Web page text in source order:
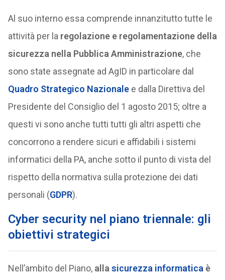
Al suo interno essa comprende innanzitutto tutte le
attività per la regolazione e regolamentazione della
sicurezza nella Pubblica Amministrazione, che
sono state assegnate ad AgID in particolare dal
Quadro Strategico Nazionalee dalla Direttiva del
Presidente del Consiglio del 1 agosto 2015; oltre a
questi vi sono anche tutti tutti gli altri aspetti che
concorrono a rendere sicuri e affidabili i sistemi
informatici della PA, anche sotto il punto di vista del
rispetto della normativa sulla protezione dei dati
personali (GDPR).
Cyber security nel piano triennale: gli
obiettivi strategici
Nell’ambito del Piano, alla sicurezza informatica è